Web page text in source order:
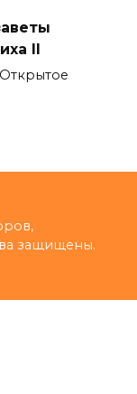
II
защищены.